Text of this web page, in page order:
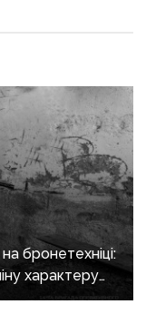
бронетехніці:
характеру